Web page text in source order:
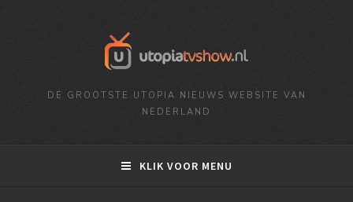
DE GROOTSTE UTOPIA NIEUWS WEBSITE VAN
NEDERLAND
KLIK VOOR MENU